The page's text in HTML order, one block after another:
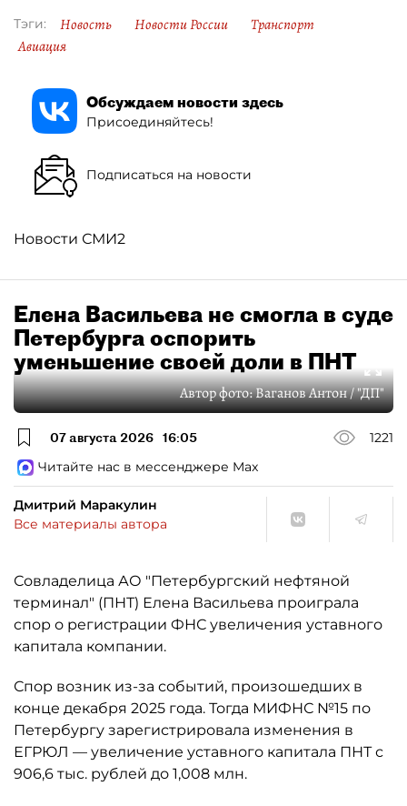
Тэги: Новость Новости России
Транспорт
Авиация
Обсуждаем новости здесь
Присоединяйтесь!
Подписаться на новости
Новости СМИ2
Елена Васильева не смогла в суде
Петербурга оспорить
уменьшение своей доли в ПНТ
Автор фото:Ваганов Антон / "ДП"
07 августа 2026 16:05
1221
Читайте нас в мессенджере Max
Дмитрий Маракулин
Все материалы автора
Совладелица АО "Петербургский нефтяной
терминал" (ПНТ) Елена Васильева проиграла
спор о регистрации ФНС увеличения уставного
капитала компании.
Спор возник из-за событий, произошедших в
конце декабря 2025 года. Тогда МИФНС №15 по
Петербургу зарегистрировала изменения в
ЕГРЮЛ — увеличение уставного капитала ПНТ с
906,6 тыс. рублей до 1,008 млн.